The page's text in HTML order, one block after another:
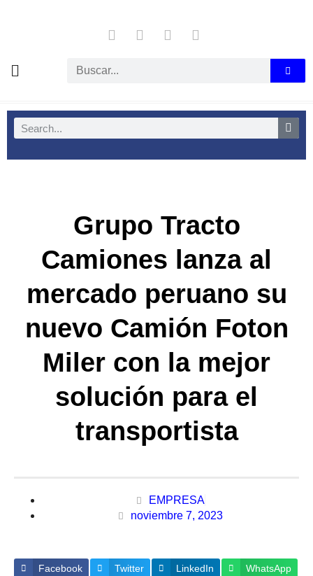
Grupo Tracto
Camiones lanza al
mercado peruano su
nuevo Camión Foton
Miler con la mejor
solución para el
transportista
EMPRESA
noviembre 7, 2023
Facebook Twitter LinkedIn WhatsApp